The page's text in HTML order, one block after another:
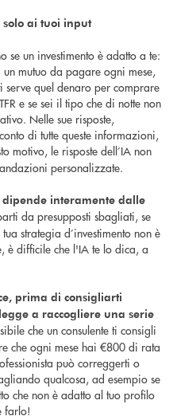
solo ai tuoi input
se un investimento è adatto a te:
mutuo da pagare ogni mese,
quel denaro per comprare
e se sei il tipo che di notte non
Nelle sue risposte,
di tutte queste informazioni,
motivo, le risposte dell’IA non
personalizzate.
interamente dalle
da presupposti sbagliati, se
strategia d’investimento non è
è difficile che l'IA te lo dica, a
prima di consigliarti
a raccogliere una serie
che un consulente ti consigli
che ogni mese hai €800 di rata
può correggerti o
qualcosa, ad esempio se
che non è adatto al tuo profilo
farlo!